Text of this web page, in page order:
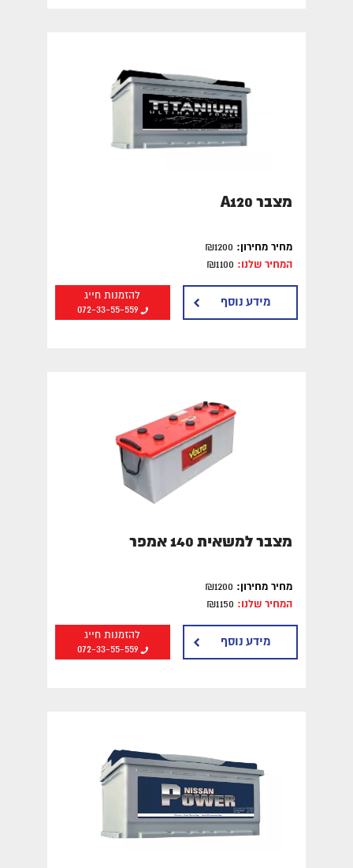
חיפוש מצבר לפי אזור
מצברים בדרום
מצברים בצפון מצבר A120
מחיר מחירון:
המחיר שלנו:
להזמנות חייג
072-33-55-559
מידע נוסף
מצבר למשאית 140 אמפר
מחיר מחירון:
המחיר שלנו:
להזמנות חייג
072-33-55-559
מידע נוסף